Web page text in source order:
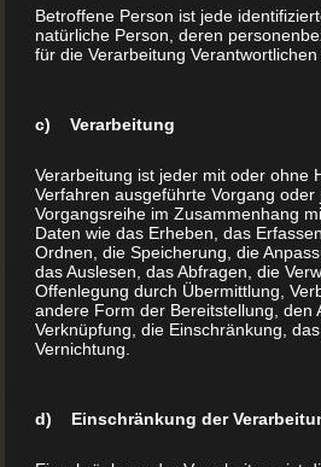
Betroffene Person ist jede
natürliche Person, deren
für die Verarbeitung
c) Verarbeitung
Verarbeitung ist jeder mit oder ohne
Verfahren ausgeführte Vorgang oder
Vorgangsreihe im Zusammenhang
Daten wie das Erheben, das
Ordnen, die Speicherung, die
das Auslesen, das Abfragen, die
Offenlegung durch Übermittlung,
andere Form der Bereitstellung, den
Verknüpfung, die Einschränkung,
Vernichtung.
d) Einschränkung der